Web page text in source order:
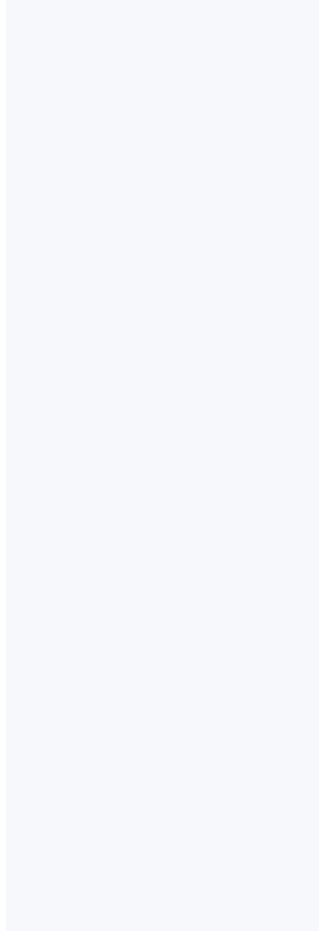
the original
around the clothing for a
with crisp edges and solid
fully realistic.
redrawn as a vibrant,